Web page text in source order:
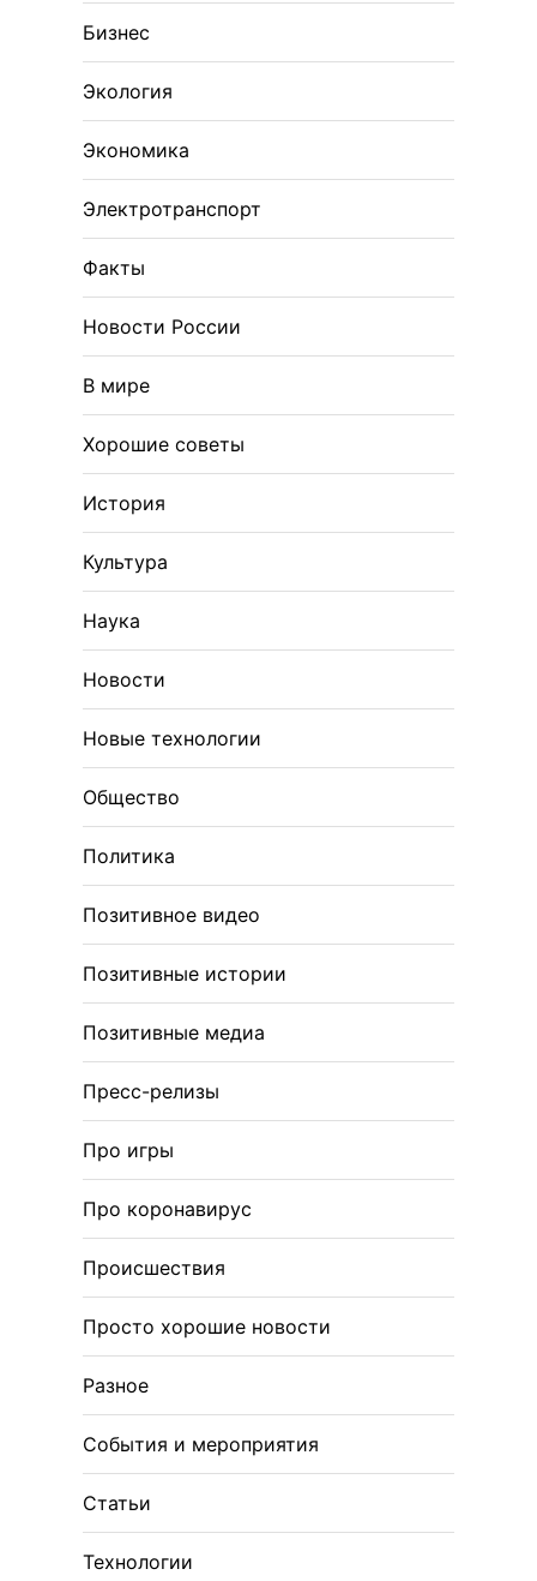
Бизнес
Экология
Экономика
Электротранспорт
Факты
Новости России
В мире
Хорошие советы
История
Культура
Наука
Новости
Новые технологии
Общество
Политика
Позитивное видео
Позитивные истории
Позитивные медиа
Пресс-релизы
Про игры
Про коронавирус
Происшествия
Просто хорошие новости
Разное
События и мероприятия
Статьи
Технологии